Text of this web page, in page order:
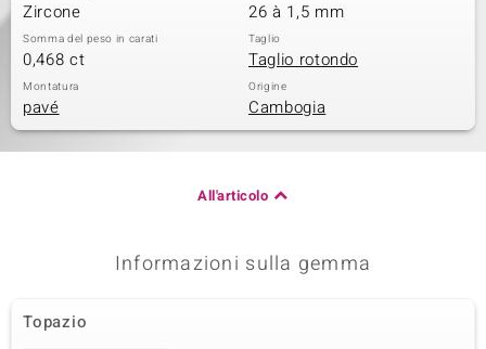
Zircone 26 à 1,5 mm
Somma del peso in carati
0,468 ct
Taglio
Taglio rotondo
Montatura
pavé
Origine
Cambogia
All'articolo
Informazioni sulla gemma
Topazio